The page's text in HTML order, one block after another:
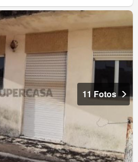
11 Fotos